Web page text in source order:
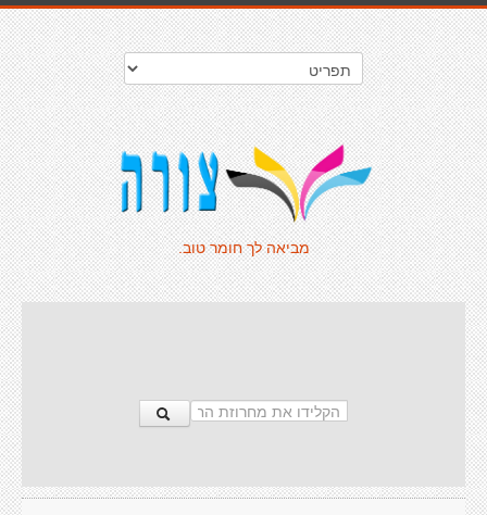
מביאה לך חומר טוב.